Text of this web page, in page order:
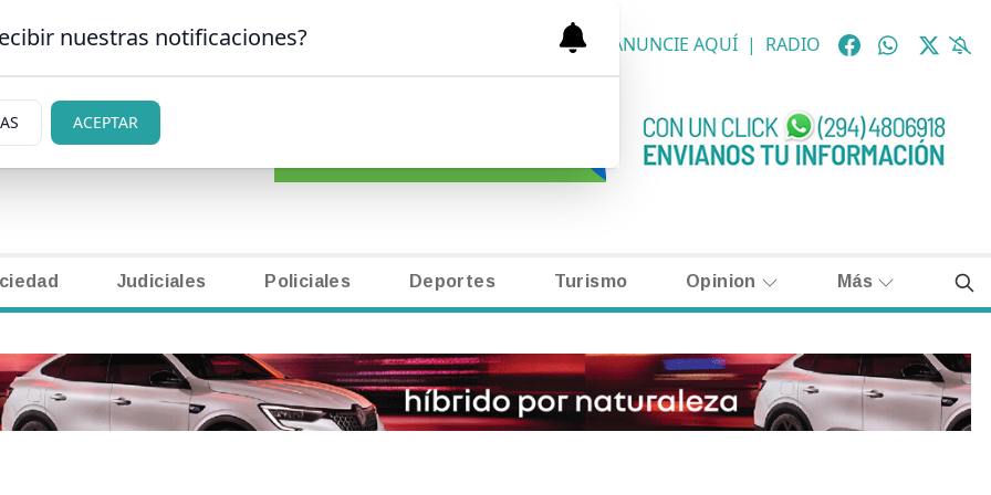
DE BARILOCHE CLASIFICADOS NECROLÓGICAS ANUNCIE AQUÍ | RADIO
Judiciales Policiales Deportes Turismo Opinion Más
nuestras notificaciones?
ACEPTAR